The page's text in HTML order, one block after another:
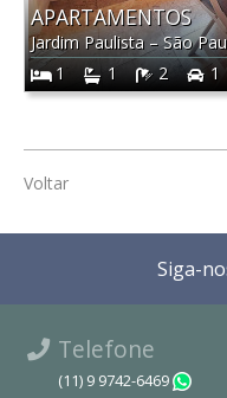
APARTAMENTOS
Jardim Paulista –São
1
1 2 1
Voltar
Siga-
Telefone
(11) 9 9742-6469